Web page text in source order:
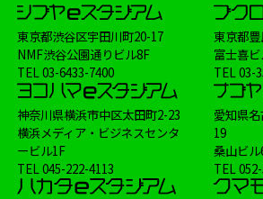
東京都渋谷区宇田川町20-17
NMF渋谷公園通りビル8F
TEL03-6433-7400
東京都
富士喜
TEL03-
神奈川県横浜市中区太田町2-23
横浜メディア・ビジネスセンタ
ービル1F
TEL045-222-4113
愛知県
19
桑山ビ
TEL